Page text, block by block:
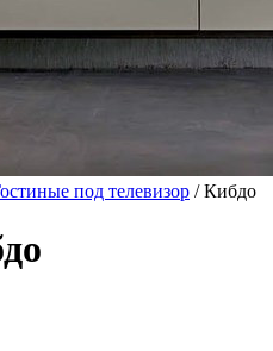
под телевизор / Кибдо